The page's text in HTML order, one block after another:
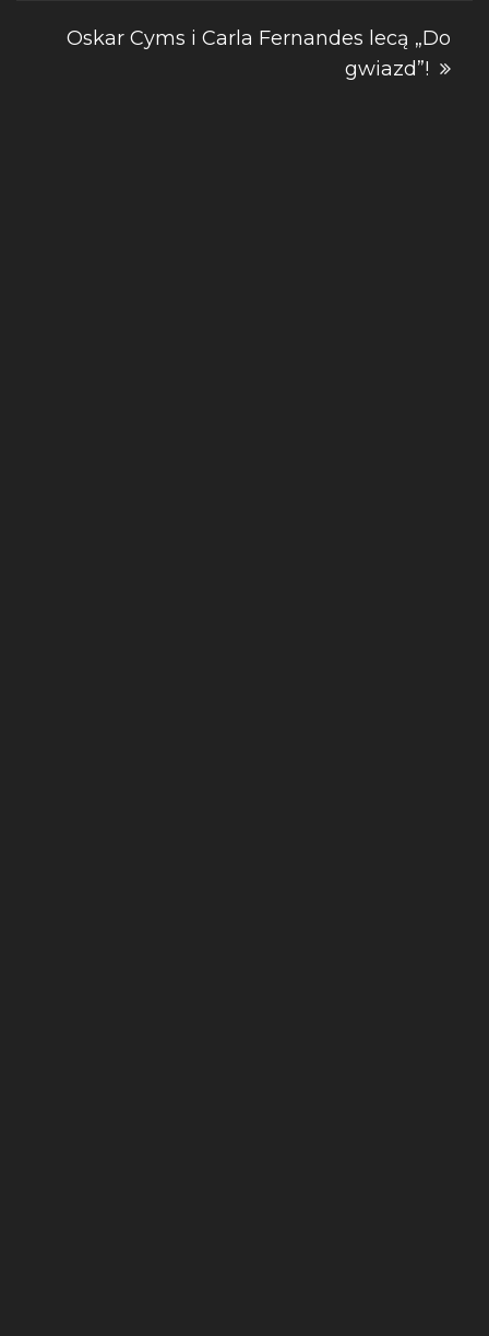
Oskar Cyms i Carla Fernandes lecą „Do
gwiazd”!